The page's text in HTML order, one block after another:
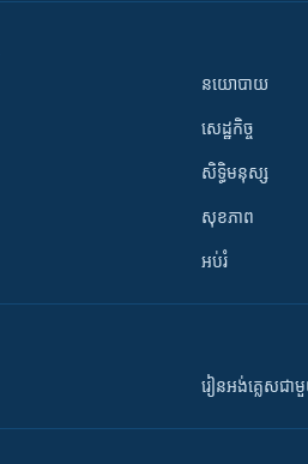
នយោបាយ
សេដ្ឋកិច្ច
សិទ្ធិមនុស្ស
សុខភាព
អប់រំ
រៀន​​​​​​អង់គ្លេស​​ជា